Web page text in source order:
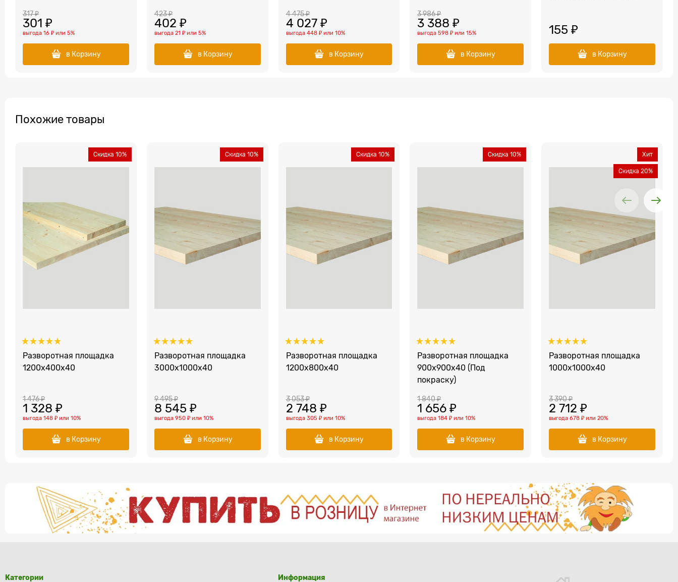
317 ₽
301 ₽
выгода 16 ₽ или 5%
в Корзину
423 ₽
402 ₽
выгода 21 ₽или 5%
в Корзину
4 475 ₽
4 027 ₽
выгода 448 ₽или 10%
в Корзину
3 986 ₽
3 388 ₽
выгода598 ₽ или15%
в Корзину
155 ₽
в Корзину
Похожие товары
Разворотная площадка
1200х400х40
Скидка 10%
1 476 ₽
1 328 ₽
выгода 148 ₽ или 10%
в Корзину
Разворотная площадка
3000х1000х40
Скидка 10%
9 495 ₽
8 545 ₽
выгода 950 ₽или 10%
в Корзину
Разворотная площадка
1200х800х40
Скидка 10%
3 053 ₽
2 748 ₽
выгода 305 ₽или 10%
в Корзину
Разворотная площадка
900х900х40 (Под
покраску)
Скидка 10%
1 840 ₽
1 656 ₽
выгода184 ₽ или10%
в Корзину
Разворотная площадка
1000х1000х40
Хит
Скидка 20%
3 390 ₽
2 712 ₽
выгода678 ₽ или20%
в Корзину
Категории Информация